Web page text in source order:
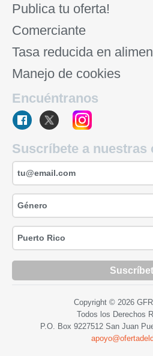
Publica tu oferta!
Comerciante
Tasa reducida en
Manejo de cookies
Encuéntranos
Suscríbete a nuestras
Copyright © 2026
Todos los Derechos
P.O. Box 9227512 San Juan